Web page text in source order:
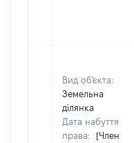
Вид об'єкта:
Земельна
ділянка
Дата набуття
права:
[Член